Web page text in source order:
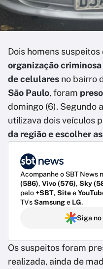
Dois homens
organização
de celulares no bairro
São Paulo, foram
domingo (6). Segundo
utilizava dois veículos
da região e escolher
Acompanhe o SBT News
(586), Vivo (576), Sky
pelo+SBT, Sitee
TVsSamsunge LG.
Siga no
Os suspeitos foram
realizada, ainda de